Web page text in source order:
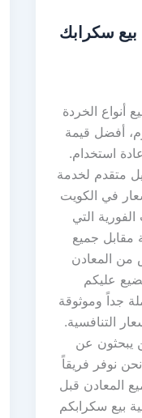
سكراب 60630409📞| بيع سكرابك
الخردة
أفضل قيمة
استخدام.
دليل متقدم لخدمة
في الكويت
التي
جميع
من المعادن
عليكم
جداً وموثوقة
التنافسية.
يبحثون عن
نوفر فريقاً
المعادن قبل
بيع سكرابكم